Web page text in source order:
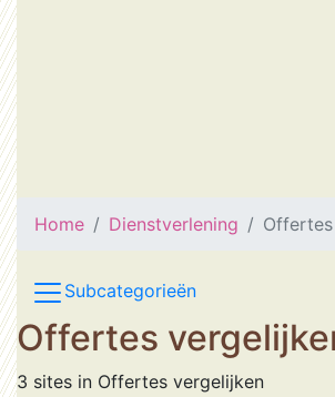
Home Dienstverlening
Subcategorieën
Offertes
3 sites in Offertes vergelijken